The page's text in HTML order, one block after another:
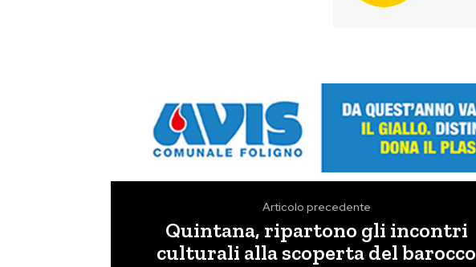
Articolo precedente
Quintana, ripartono gli incontri
culturali alla scoperta del barocco